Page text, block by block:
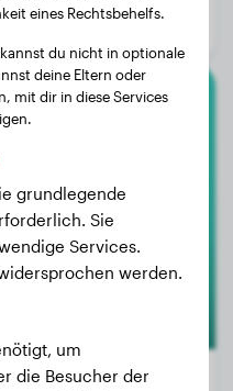
eines Rechtsbehelfs.
du nicht in optionale
deine Eltern oder
mit dir in diese Services
grundlegende
Sie
Services.
werden.
um
die Besucher der